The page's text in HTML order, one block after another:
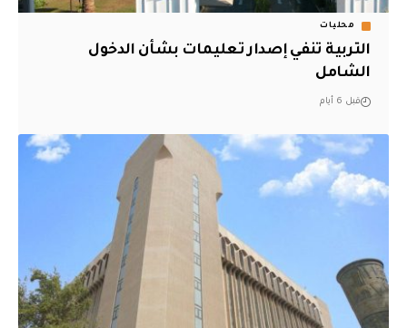
محليات
التربية تنفي إصدار تعليمات بشأن الدخول
الشامل
قبل 6 أيام